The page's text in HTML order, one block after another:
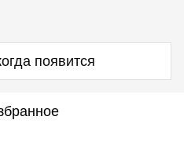
появится